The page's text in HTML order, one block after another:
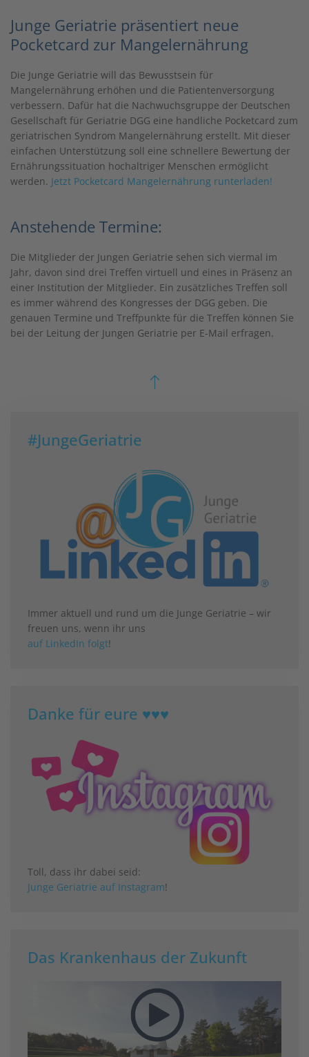
Junge Geriatrie präsentiert neue
Pocketcard zur Mangelernährung
Die Junge Geriatrie will das Bewusstsein für
Mangelernährung erhöhen und die Patientenversorgung
verbessern. Dafür hat die Nachwuchsgruppe der Deutschen
Gesellschaft für Geriatrie DGG eine handliche Pocketcard zum
geriatrischen Syndrom Mangelernährung erstellt. Mit dieser
einfachen Unterstützung soll eine schnellere Bewertung der
Ernährungssituation hochaltriger Menschen ermöglicht
werden. Jetzt Pocketcard Mangelernährung runterladen!
Anstehende Termine:
Die Mitglieder der Jungen Geriatrie sehen sich viermal im
Jahr, davon sind drei Treffen virtuell und eines in Präsenz an
einer Institution der Mitglieder. Ein zusätzliches Treffen soll
es immer während des Kongresses der DGG geben. Die
genauen Termine und Treffpunkte für die Treffen können Sie
bei der Leitung der Jungen Geriatrie per E-Mail erfragen.
#JungeGeriatrie
Immer aktuell und rund um die Junge Geriatrie – wir
freuen uns, wenn ihr uns
auf LinkedIn folgt!
Danke für eure ♥♥♥
Toll, dass ihr dabei seid:
Junge Geriatrie auf Instagram!
Das Krankenhaus der Zukunft